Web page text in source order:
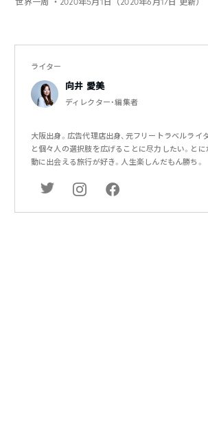
ライター
向井 愛美
ディレクター・編集者
大阪出身。広告代理店出身、元フリートラベルライ
と個々人の選択肢を広げることに尽力したい。と
動に出会える旅行が好き。人生楽しんだもん勝ち。